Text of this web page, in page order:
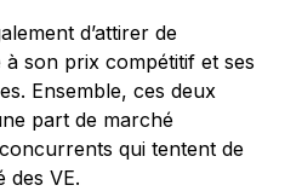
d’attirer de
son prix compétitif et ses
Ensemble, ces deux
part de marché
qui tentent de
des VE.